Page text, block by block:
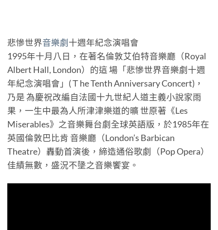
悲慘世界音樂劇 十週年紀念演唱會
1995年十月八日，在著名倫敦艾伯特音樂廳（Royal
Albert Hall, London）的這 場「悲慘世界音樂劇十週
年紀念演唱會」(Ｔhe Tenth Anniversary Concert)，
乃是 為慶祝改編自法國十九世紀人道主義小說家雨
果，一生中最為人所津津樂道的曠 世原著《Les
Miserables》之音樂舞台劇全球英語版，於1985年在
英國倫敦巴比肯 音樂廳（London’s Barbican
Theatre）轟動首演後，締造通俗歌劇（Pop Opera）
佳績無數，盛況不墬之音樂饗宴。